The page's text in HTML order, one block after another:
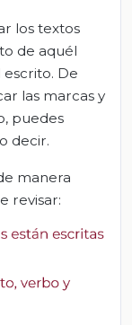
los textos
de aquél
De
las marcas y
puedes
decir.
manera
revisar: